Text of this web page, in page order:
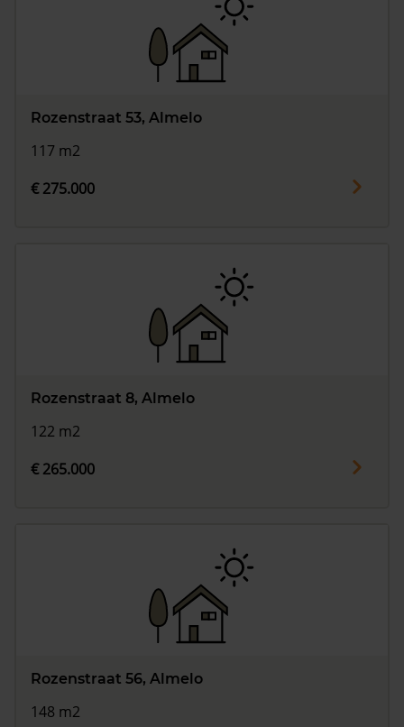
Rozenstraat 53, Almelo
117 m2
€ 275.000
Rozenstraat 8, Almelo
122 m2
€ 265.000
Rozenstraat 56, Almelo
148 m2